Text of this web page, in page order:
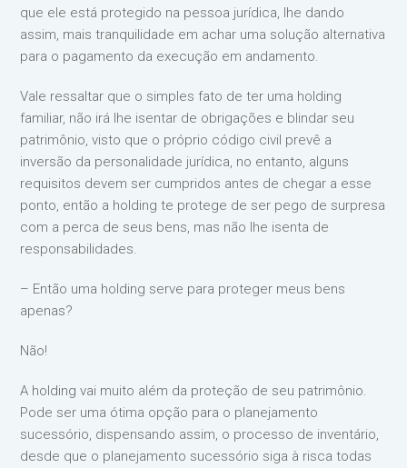
que ele está protegido na pessoa jurídica, lhe dando
assim, mais tranquilidade em achar uma solução alternativa
para o pagamento da execução em andamento.
Vale ressaltar que o simples fato de ter uma holding
familiar, não irá lhe isentar de obrigações e blindar seu
patrimônio, visto que o próprio código civil prevê a
inversão da personalidade jurídica, no entanto, alguns
requisitos devem ser cumpridos antes de chegar a esse
ponto, então a holding te protege de ser pego de surpresa
com a perca de seus bens, mas não lhe isenta de
responsabilidades.
– Então uma holding serve para proteger meus bens
apenas?
Não!
A holding vai muito além da proteção de seu patrimônio.
Pode ser uma ótima opção para o planejamento
sucessório, dispensando assim, o processo de inventário,
desde que o planejamento sucessório siga à risca todas